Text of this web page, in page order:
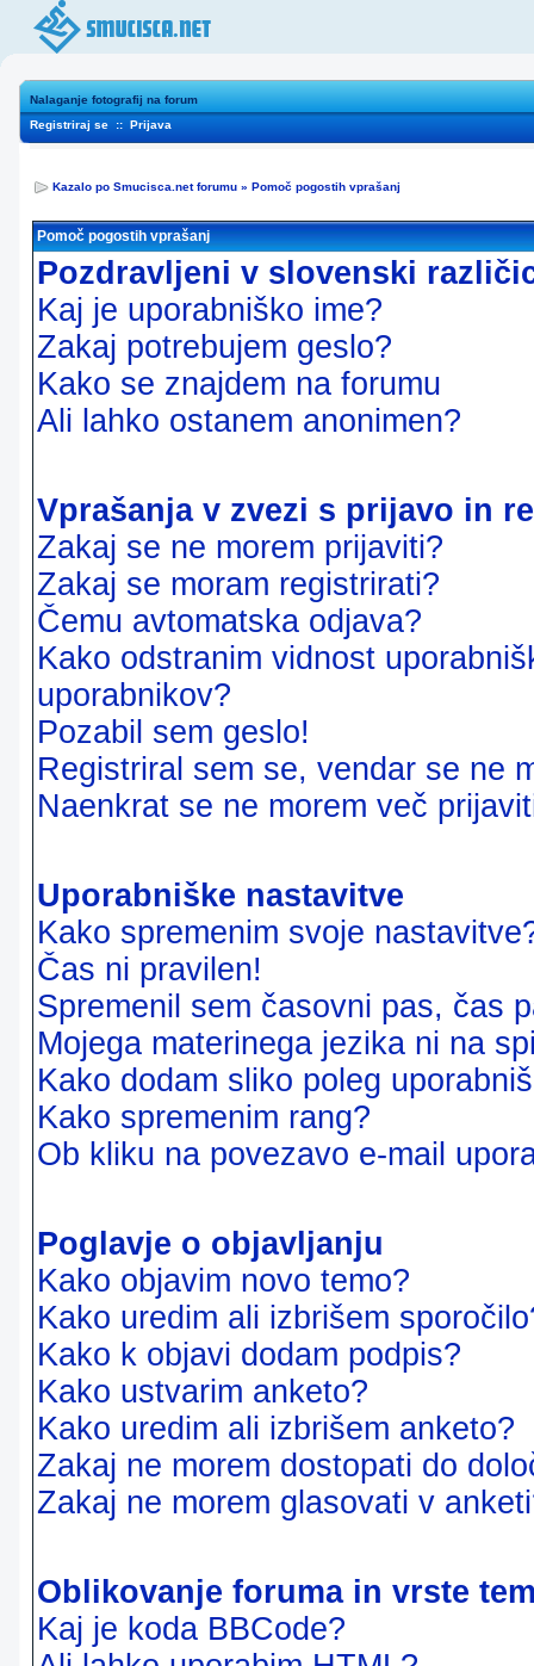
Nalaganje fotografij na forum
Registriraj se :: Prijava
Kazalo po Smucisca.net forumu » Pomoč pogostih vprašanj
Pomoč pogostih vprašanj
Pozdravljeni v slovenski
Kaj je uporabniško ime?
Zakaj potrebujem geslo?
Kako se znajdem na forumu
Ali lahko ostanem anonimen?
Vprašanja v zvezi s prijavo in
Zakaj se ne morem prijaviti?
Zakaj se moram registrirati?
Čemu avtomatska odjava?
Kako odstranim vidnost
uporabnikov?
Pozabil sem geslo!
Registriral sem se, vendar se ne
Naenkrat se ne morem več
Uporabniške nastavitve
Kako spremenim svoje
Čas ni pravilen!
Spremenil sem časovni pas, čas
Mojega materinega jezika ni na
Kako dodam sliko poleg
Kako spremenim rang?
Ob kliku na povezavo e-mail
Poglavje o objavljanju
Kako objavim novo temo?
Kako uredim ali izbrišem
Kako k objavi dodam podpis?
Kako ustvarim anketo?
Kako uredim ali izbrišem anketo?
Zakaj ne morem dostopati do
Zakaj ne morem glasovati v
Oblikovanje foruma in vrste
Kaj je koda BBCode?